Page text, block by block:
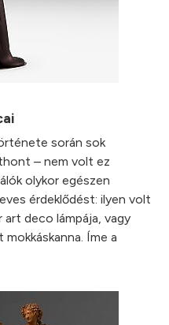
során sok
– nem volt ez
olykor egészen
érdeklődést: ilyen volt
art deco lámpája, vagy
Íme a